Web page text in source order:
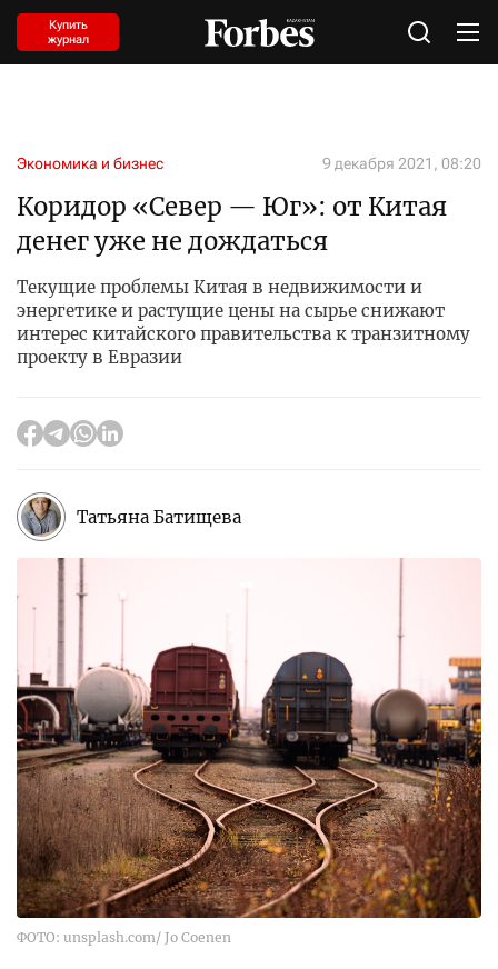
Купить
журнал
Экономика и бизнес 9 декабря 2021, 08:20
Коридор «Север — Юг»: от Китая
денег уже не дождаться
Текущие проблемы Китая в недвижимости и
энергетике и растущие цены на сырье снижают
интерес китайского правительства к транзитному
проекту в Евразии
Татьяна Батищева
ФОТО: unsplash.com/ Jo Coenen